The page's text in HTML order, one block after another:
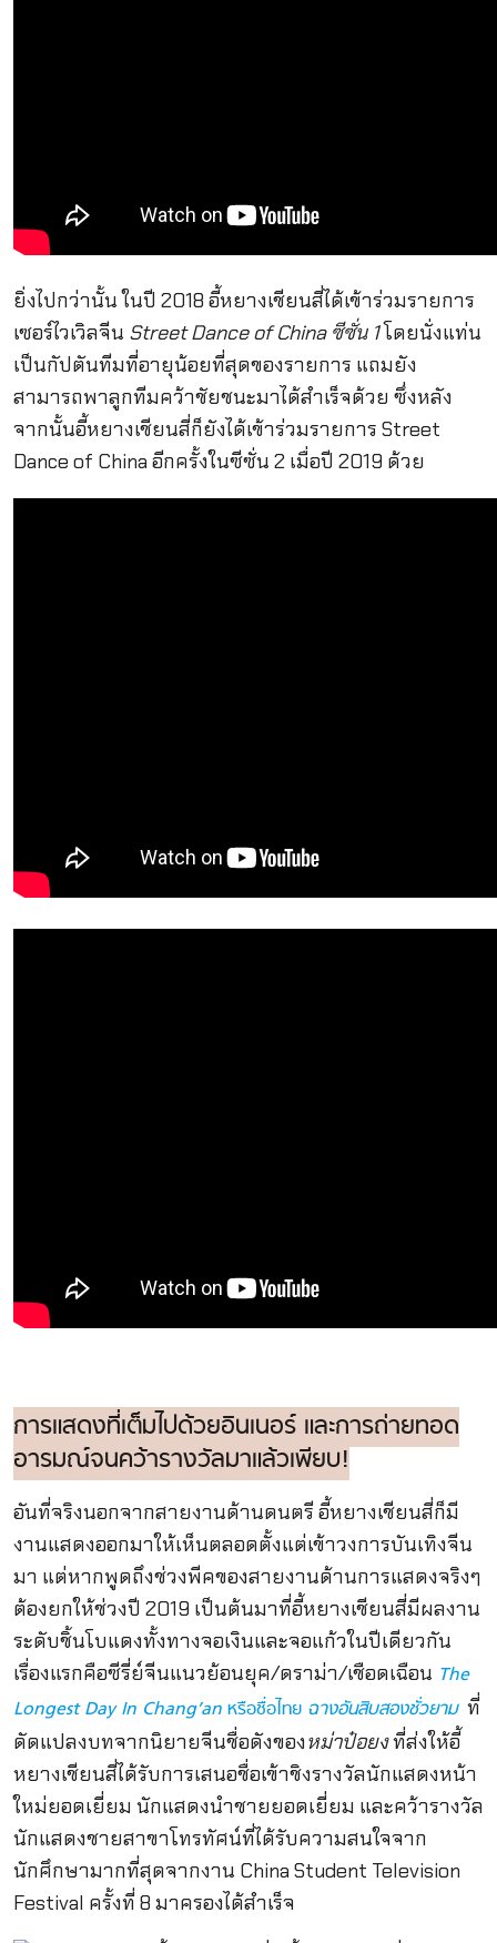
ยิ่งไปกว่านั้น ในปี 2018 อี้หยางเชียนสี่ได้เข้าร่วมรายการ
เซอร์ไวเวิลจีน Street Dance of China ซีซั่น 1โดยนั่งแท่น
เป็นกัปตันทีมที่อายุน้อยที่สุดของรายการ แถมยัง
สามารถพาลูกทีมคว้าชัยชนะมาได้สำเร็จด้วย ซึ่งหลัง
จากนั้นอี้หยางเชียนสี่ก็ยังได้เข้าร่วมรายการ Street
Dance of China อีกครั้งในซีซั่น 2 เมื่อปี 2019 ด้วย
การแสดงที่เต็มไปด้วยอินเนอร์ และการถ่ายทอด
อารมณ์จนคว้ารางวัลมาแล้วเพียบ!
อันที่จริงนอกจากสายงานด้านดนตรี อี้หยางเชียนสี่ก็มี
งานแสดงออกมาให้เห็นตลอดตั้งแต่เข้าวงการบันเทิงจีน
มา แต่หากพูดถึงช่วงพีคของสายงานด้านการแสดงจริงๆ
ต้องยกให้ช่วงปี 2019 เป็นต้นมาที่อี้หยางเชียนสี่มีผลงาน
ระดับชิ้นโบแดงทั้งทางจอเงินและจอแก้วในปีเดียวกัน
เรื่องแรกคือซีรี่ย์จีนแนวย้อนยุค/ดราม่า/เชือดเฉือน The
Longest Day In Chang’anหรือชื่อไทย ฉางอันสิบสองชั่วยาม ที่
ดัดแปลงบทจากนิยายจีนชื่อดังของหม่าป๋อยงที่ส่งให้อี้
หยางเชียนสี่ได้รับการเสนอชื่อเข้าชิงรางวัลนักแสดงหน้า
ใหม่ยอดเยี่ยม นักแสดงนำชายยอดเยี่ยม และคว้ารางวัล
นักแสดงชายสาขาโทรทัศน์ที่ได้รับความสนใจจาก
นักศึกษามากที่สุดจากงาน China Student Television
Festival ครั้งที่ 8 มาครองได้สำเร็จ